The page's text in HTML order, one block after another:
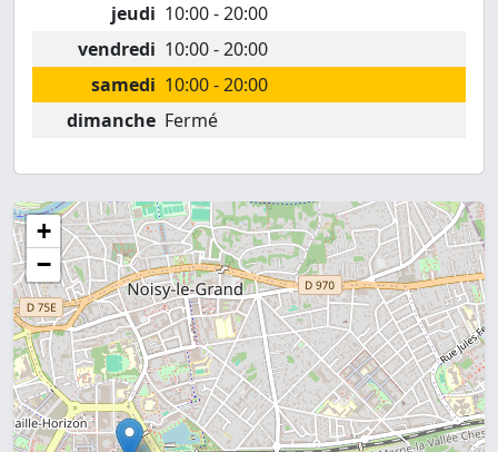
jeudi 10:00 - 20:00
vendredi 10:00 - 20:00
samedi 10:00 - 20:00
dimanche Fermé
+
−